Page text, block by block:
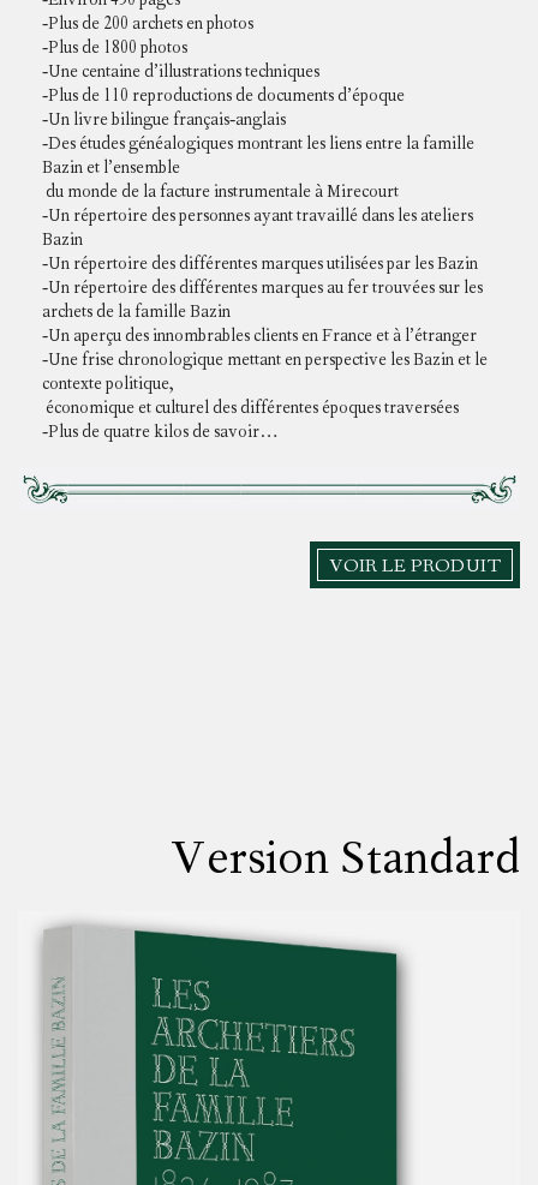
-Plus de 200 archets en photos
-Plus de 1800 photos
-Une centaine d’illustrations techniques
-Plus de 110 reproductions de documents d’époque
-Un livre bilingue français-anglais
-Des études généalogiques montrant les liens entre la famille
Bazin et l’ensemble
du monde de la facture instrumentale à Mirecourt
-Un répertoire des personnes ayant travaillé dans les ateliers
Bazin
-Un répertoire des différentes marques utilisées par les Bazin
-Un répertoire des différentes marques au fer trouvées sur les
archets de la famille Bazin
-Un aperçu des innombrables clients en France et à l’étranger
-Une frise chronologique mettant en perspective les Bazin et le
contexte politique,
économique et culturel des différentes époques traversées
-Plus de quatre kilos de savoir…
VOIR LE PRODUIT
Version Standard